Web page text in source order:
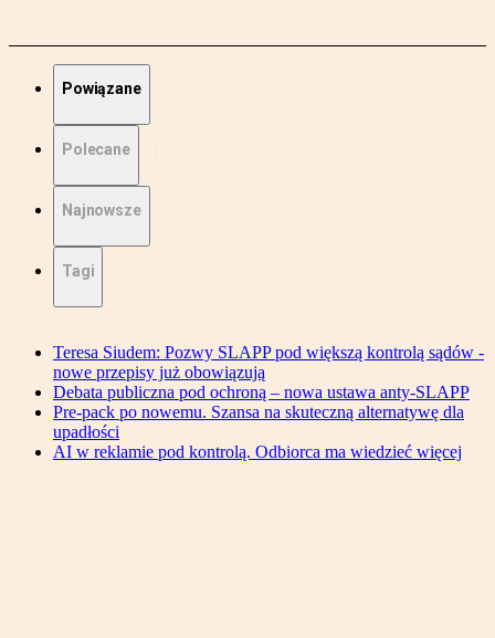
Powiązane
Polecane
Najnowsze
Tagi
Teresa Siudem: Pozwy SLAPP pod większą kontrolą sądów -
nowe przepisy już obowiązują
Debata publiczna pod ochroną – nowa ustawa anty-SLAPP
Pre-pack po nowemu. Szansa na skuteczną alternatywę dla
upadłości
AI w reklamie pod kontrolą. Odbiorca ma wiedzieć więcej